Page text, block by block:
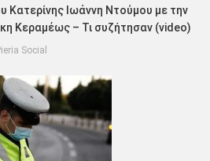
Κατερίνης Ιωάννη Ντούμου με την
Κεραμέως – Τι συζήτησαν (video)
Social